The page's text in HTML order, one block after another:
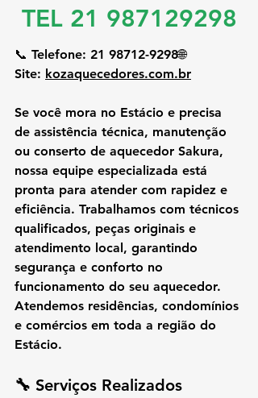
TEL 21 987129298
📞 Telefone: 21 98712-9298🌐
Site: kozaquecedores.com.br
Se você mora no Estácio e precisa
de assistência técnica, manutenção
ou conserto de aquecedor Sakura,
nossa equipe especializada está
pronta para atender com rapidez e
eficiência. Trabalhamos com técnicos
qualificados, peças originais e
atendimento local, garantindo
segurança e conforto no
funcionamento do seu aquecedor.
Atendemos residências, condomínios
e comércios em toda a região do
Estácio.
🔧 Serviços Realizados